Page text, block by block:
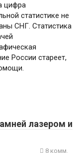
цифра
статистике не
СНГ. Статистика
России стареет,
лазером и
8 комм.